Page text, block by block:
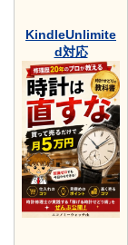
KindleUnlimite
d対応